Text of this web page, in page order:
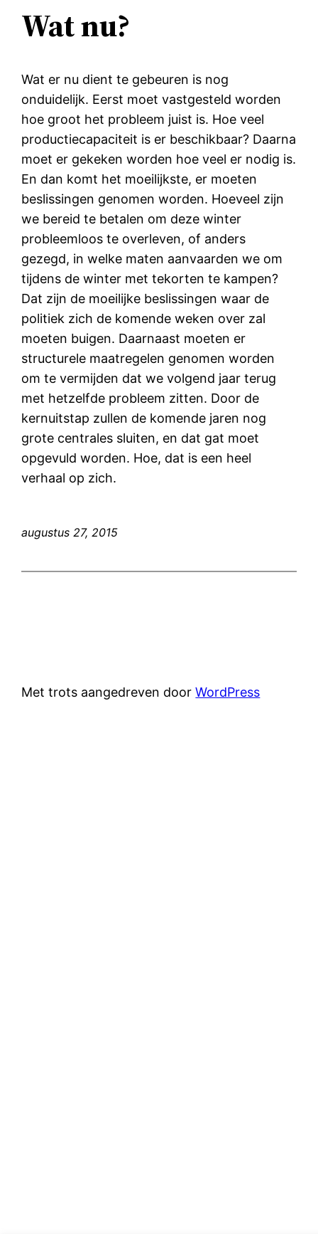
Wat nu?
Wat er nu dient te gebeuren is nog
onduidelijk. Eerst moet vastgesteld worden
hoe groot het probleem juist is. Hoe veel
productiecapaciteit is er beschikbaar? Daarna
moet er gekeken worden hoe veel er nodig is.
En dan komt het moeilijkste, er moeten
beslissingen genomen worden. Hoeveel zijn
we bereid te betalen om deze winter
probleemloos te overleven, of anders
gezegd, in welke maten aanvaarden we om
tijdens de winter met tekorten te kampen?
Dat zijn de moeilijke beslissingen waar de
politiek zich de komende weken over zal
moeten buigen. Daarnaast moeten er
structurele maatregelen genomen worden
om te vermijden dat we volgend jaar terug
met hetzelfde probleem zitten. Door de
kernuitstap zullen de komende jaren nog
grote centrales sluiten, en dat gat moet
opgevuld worden. Hoe, dat is een heel
verhaal op zich.
augustus 27, 2015
Met trots aangedreven doorWordPress